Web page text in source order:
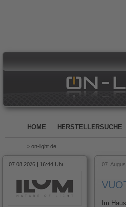
HOME HERSTELLERSUCHE
> on-light.de
07.08.2026 | 16:44 Uhr 07.
Im